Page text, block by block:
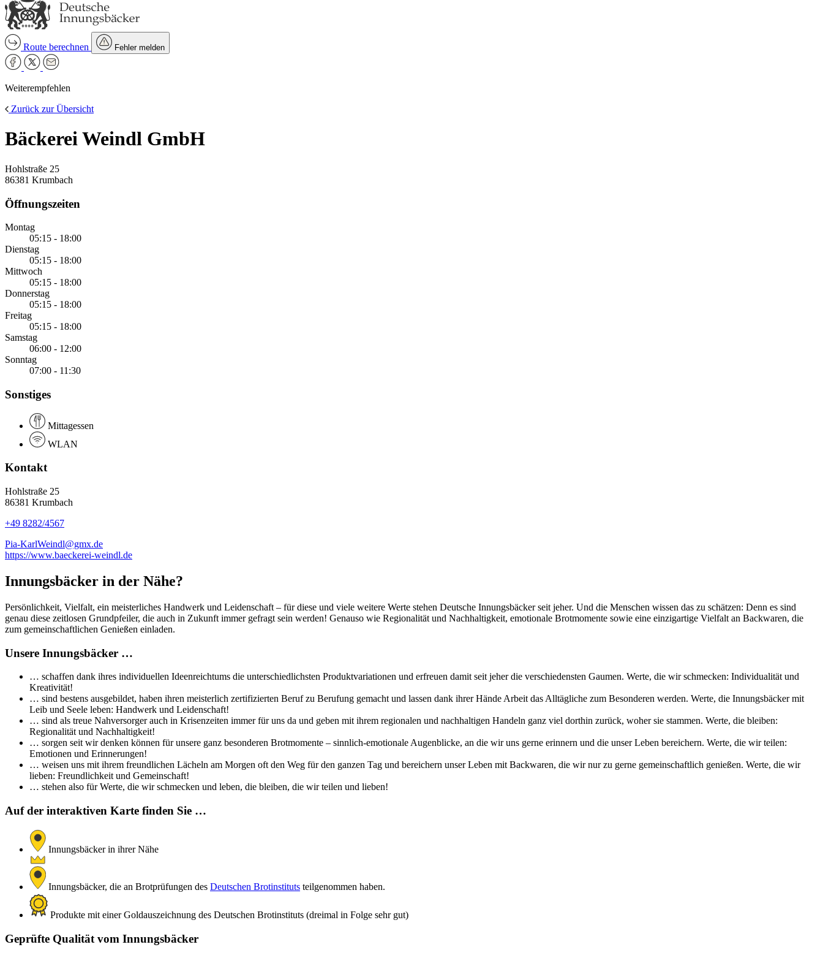
Route berechnen Fehler melden
Weiterempfehlen
Zurück zur Übersicht
Bäckerei Weindl GmbH
Hohlstraße 25
86381 Krumbach
Öffnungszeiten
Montag
05:15 - 18:00
Dienstag
05:15 - 18:00
Mittwoch
05:15 - 18:00
Donnerstag
05:15 - 18:00
Freitag
05:15 - 18:00
Samstag
06:00 - 12:00
Sonntag
07:00 - 11:30
Sonstiges
Mittagessen
WLAN
Kontakt
Hohlstraße 25
86381 Krumbach
+49 8282/4567
Pia-KarlWeindl@gmx.de
https://www.baeckerei-weindl.de
Innungsbäcker in der Nähe?
Persönlichkeit, Vielfalt, ein meisterliches Handwerk und Leidenschaft – für diese und viele weitere Werte stehen Deutsche Innungsbäcker seit jeher. Und die Menschen wissen das zu schätzen: Denn es sind
genau diese zeitlosen Grundpfeiler, die auch in Zukunft immer gefragt sein werden! Genauso wie Regionalität und Nachhaltigkeit, emotionale Brotmomente sowie eine einzigartige Vielfalt an Backwaren, die
zum gemeinschaftlichen Genießen einladen.
Unsere Innungsbäcker …
… schaffen dank ihres individuellen Ideenreichtums die unterschiedlichsten Produktvariationen und erfreuen damit seit jeher die verschiedensten Gaumen. Werte, die wir schmecken: Individualität und
Kreativität!
… sind bestens ausgebildet, haben ihren meisterlich zertifizierten Beruf zu Berufung gemacht und lassen dank ihrer Hände Arbeit das Alltägliche zum Besonderen werden. Werte, die Innungsbäcker mit
Leib und Seele leben: Handwerk und Leidenschaft!
… sind als treue Nahversorger auch in Krisenzeiten immer für uns da und geben mit ihrem regionalen und nachhaltigen Handeln ganz viel dorthin zurück, woher sie stammen. Werte, die bleiben:
Regionalität und Nachhaltigkeit!
… sorgen seit wir denken können für unsere ganz besonderen Brotmomente – sinnlich-emotionale Augenblicke, an die wir uns gerne erinnern und die unser Leben bereichern. Werte, die wir teilen:
Emotionen und Erinnerungen!
… weisen uns mit ihrem freundlichen Lächeln am Morgen oft den Weg für den ganzen Tag und bereichern unser Leben mit Backwaren, die wir nur zu gerne gemeinschaftlich genießen. Werte, die wir
lieben: Freundlichkeit und Gemeinschaft!
… stehen also für Werte, die wir schmecken und leben, die bleiben, die wir teilen und lieben!
Auf der interaktiven Karte finden Sie …
Innungsbäcker in ihrer Nähe
Innungsbäcker, die an Brotprüfungen des Deutschen Brotinstituts teilgenommen haben.
Produkte mit einer Goldauszeichnung des Deutschen Brotinstituts (dreimal in Folge sehr gut)
Geprüfte Qualität vom Innungsbäcker